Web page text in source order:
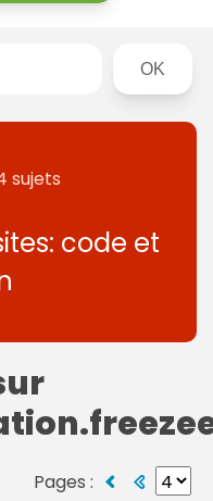
Rechercher
sujets
code et
Pages :